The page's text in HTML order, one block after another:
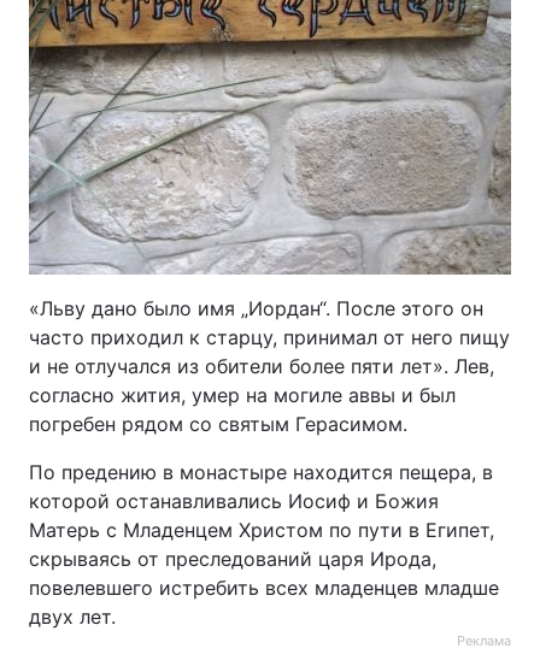
«Льву дано было имя „Иордан“. После этого он
часто приходил к старцу, принимал от него пищу
и не отлучался из обители более пяти лет». Лев,
согласно жития, умер на могиле аввы и был
погребен рядом со святым Герасимом.
По предению в монастыре находится пещера, в
которой останавливались Иосиф и Божия
Матерь с Младенцем Христом по пути в Египет,
скрываясь от преследований царя Ирода,
повелевшего истребить всех младенцев младше
двух лет.
Реклама